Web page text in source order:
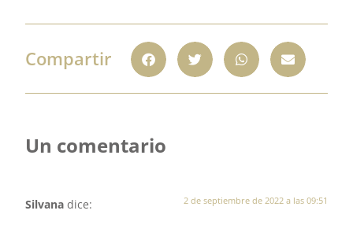
Compartir
Un comentario
Silvana dice: 2 de septiembre de 2022 a las 09:51